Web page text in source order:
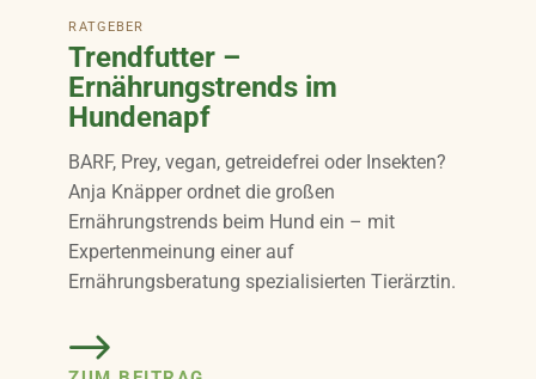
RATGEBER
Trendfutter –
Ernährungstrends im
Hundenapf
BARF, Prey, vegan, getreidefrei oder Insekten?
Anja Knäpper ordnet die großen
Ernährungstrends beim Hund ein – mit
Expertenmeinung einer auf
Ernährungsberatung spezialisierten Tierärztin.